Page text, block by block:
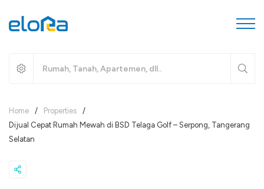
Home / Properties
/
Dijual Cepat Rumah Mewah di BSD Telaga Golf – Serpong, Tangerang
Selatan